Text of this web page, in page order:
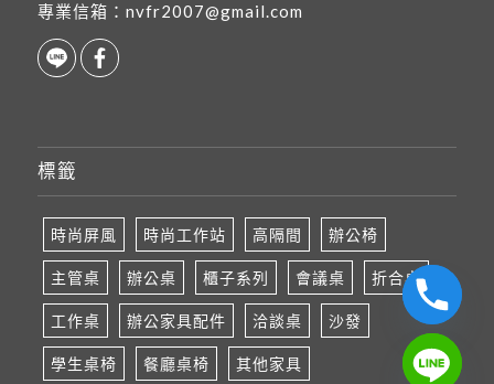
專業信箱： nvfr2007@gmail.com
標籤
時尚屏風 時尚工作站 高隔間 辦公椅
主管桌 辦公桌 櫃子系列 會議桌 折合桌
工作桌 辦公家具配件 洽談桌 沙發
學生桌椅 餐廳桌椅 其他家具